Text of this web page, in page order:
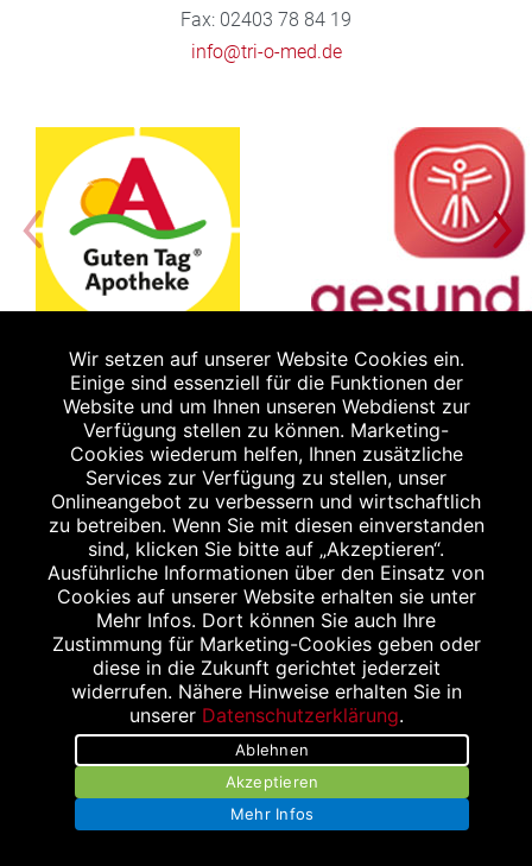
Fax: 02403 78 84 19
info@tri-o-med.de
Kontakt
Jobs und Karriere bei KLEIS
Impressum
Datenschutzerklärung
Bildnachweis
Wir setzen auf unserer Website Cookies ein.
Einige sind essenziell für die Funktionen der
Website und um Ihnen unseren Webdienst zur
Verfügung stellen zu können. Marketing-
Cookies wiederum helfen, Ihnen zusätzliche
Services zur Verfügung zu stellen, unser
Onlineangebot zu verbessern und wirtschaftlich
zu betreiben. Wenn Sie mit diesen einverstanden
sind, klicken Sie bitte auf „Akzeptieren“.
Ausführliche Informationen über den Einsatz von
Cookies auf unserer Website erhalten sie unter
Mehr Infos. Dort können Sie auch Ihre
Zustimmung für Marketing-Cookies geben oder
diese in die Zukunft gerichtet jederzeit
widerrufen. Nähere Hinweise erhalten Sie in
unserer Datenschutzerklärung.
Ablehnen
Akzeptieren
Mehr Infos